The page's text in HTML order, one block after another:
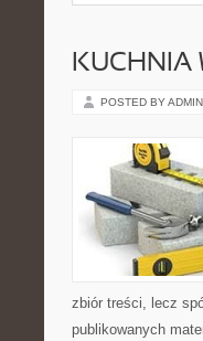
KUCHNIA
POSTED BY ADMIN
zbiór treści, lecz
publikowanych